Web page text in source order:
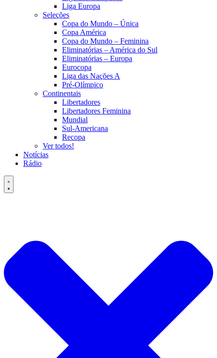
Liga Europa
Seleções
Copa do Mundo – Única
Copa América
Copa do Mundo – Feminina
Eliminatórias – América do Sul
Eliminatórias – Europa
Eurocopa
Liga das Nações A
Pré-Olímpico
Continentais
Libertadores
Libertadores Feminina
Mundial
Sul-Americana
Recopa
Ver todos!
Notícias
Rádio